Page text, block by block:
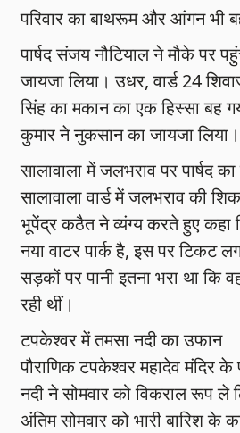
परिवार का बाथरूम और आंगन भी
पार्षद संजय नौटियाल ने मौके पर
जायजा लिया। उधर, वार्ड 24
सिंह का मकान का एक हिस्सा बह
कुमार ने नुकसान का जायजा लिया।
सालावाला में जलभराव पर पार्षद
सालावाला वार्ड में जलभराव की
भूपेंद्र कठैत ने व्यंग्य करते हुए कहा
नया वाटर पार्क है, इस पर टिकट
सड़कों पर पानी इतना भरा था कि
रही थीं।
टपकेश्वर में तमसा नदी का उफान
पौराणिक टपकेश्वर महादेव मंदिर के
नदी ने सोमवार को विकराल रूप ले
अंतिम सोमवार को भारी बारिश के